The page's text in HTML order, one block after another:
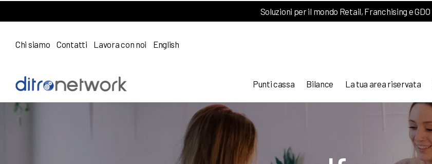
Soluzioni per il mondo Retail, Franchising e GDO
Chi siamo Contatti Lavora con noi English
Punti cassa Bilance La tua area riservata